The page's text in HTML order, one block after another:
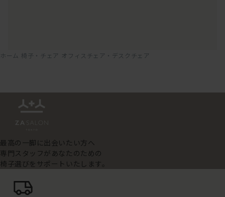
ホーム 椅子・チェア オフィスチェア・デスクチェア
最高の一脚に出会いたい方へ
専門スタッフがあなたのための
椅子選びをサポートいたします。